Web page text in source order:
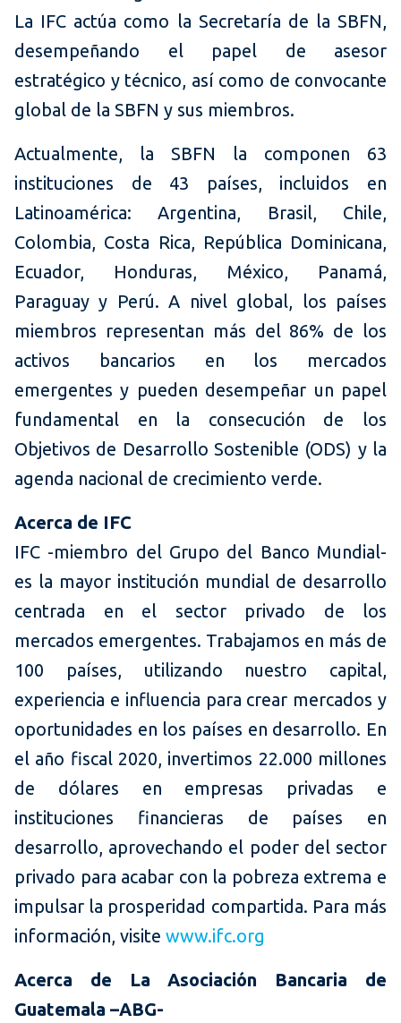
La IFC actúa como la Secretaría de la SBFN,
desempeñando el papel de asesor
estratégico y técnico, así como de convocante
global de la SBFN y sus miembros.
Actualmente, la SBFN la componen 63
instituciones de 43 países, incluidos en
Latinoamérica: Argentina, Brasil, Chile,
Colombia, Costa Rica, República Dominicana,
Ecuador, Honduras, México, Panamá,
Paraguay y Perú. A nivel global, los países
miembros representan más del 86% de los
activos bancarios en los mercados
emergentes y pueden desempeñar un papel
fundamental en la consecución de los
Objetivos de Desarrollo Sostenible (ODS) y la
agenda nacional de crecimiento verde.
Acerca de IFC
IFC -miembro del Grupo del Banco Mundial-
es la mayor institución mundial de desarrollo
centrada en el sector privado de los
mercados emergentes. Trabajamos en más de
100 países, utilizando nuestro capital,
experiencia e influencia para crear mercados y
oportunidades en los países en desarrollo. En
el año fiscal 2020, invertimos 22.000 millones
de dólares en empresas privadas e
instituciones financieras de países en
desarrollo, aprovechando el poder del sector
privado para acabar con la pobreza extrema e
impulsar la prosperidad compartida. Para más
información, visite www.ifc.org
Acerca de La Asociación Bancaria de
Guatemala –ABG-